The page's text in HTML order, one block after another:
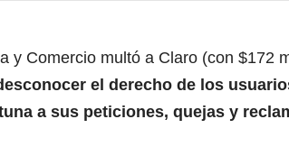
y Comercio multó a Claro (con $172
el derecho de los
a sus peticiones, quejas y